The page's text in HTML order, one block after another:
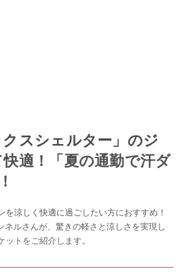
スシェルター」のジ
適！「夏の通勤で汗ダ
を涼しく快適に過ごしたい方におすすめ！
ネルさんが、驚きの軽さと涼しさを実現し
トをご紹介します。